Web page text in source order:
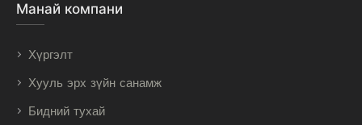
Манай компани
Хүргэлт
Хууль эрх зүйн санамж
Бидний тухай